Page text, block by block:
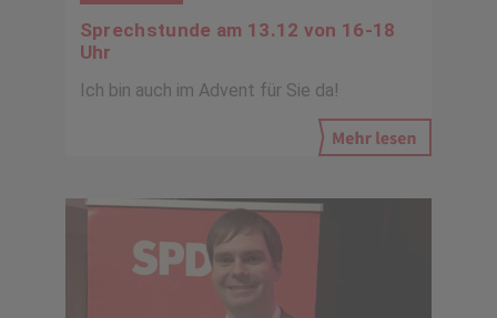
Sprechstunde am 13.12 von 16-18
Uhr
Ich bin auch im Advent für Sie da!